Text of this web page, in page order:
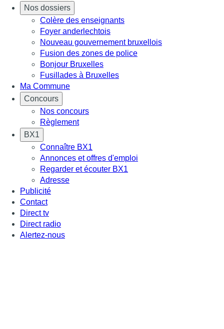
Nos dossiers
Colère des enseignants
Foyer anderlechtois
Nouveau gouvernement bruxellois
Fusion des zones de police
Bonjour Bruxelles
Fusillades à Bruxelles
Ma Commune
Concours
Nos concours
Règlement
BX1
Connaître BX1
Annonces et offres d'emploi
Regarder et écouter BX1
Adresse
Publicité
Contact
Direct tv
Direct radio
Alertez-nous